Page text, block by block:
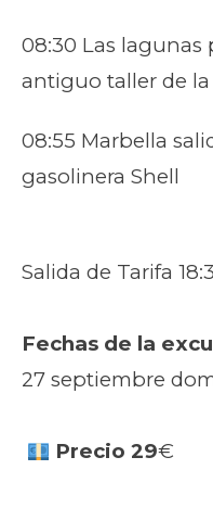
08:30 Las
antiguo taller de
08:55 Marbella
gasolinera Shell
Salida de Tarifa
Fechas de la
27 septiembre
Precio 29€